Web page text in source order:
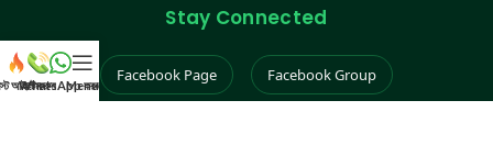
Stay Connected
Facebook Page Facebook Group
আইটেম
কল করুন
WhatsApp করুন
Menu